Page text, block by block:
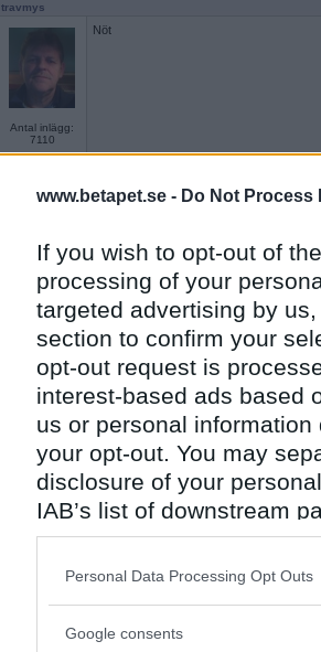
www.betapet.se - Do Not Process
If you wish to opt-out of
processing of your
targeted advertising by
section to confirm your
opt-out request is
interest-based ads based
us or personal
your opt-out. You may
disclosure of your
IAB’s list of downstream
also be disclosed by us
Downstream Participants
Please note that this
Personal Data Processing Opt Outs
Google consents
travmys
Antal inlägg:
7110
Nöt
Antal inlägg:
1560
Valnöt
Antal inlägg:
9234
Omega 6
saerdna82